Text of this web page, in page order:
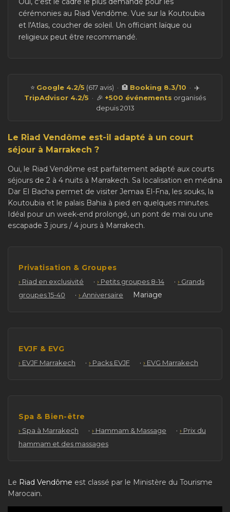
cérémonies au Riad Vendôme. Vue sur la Koutoubia
et l'Atlas, coucher de soleil. Un officiant laïque ou
religieux peut être recommandé.
⭐ Google 4.2/5 (617 avis) · 🏨 Booking 8.3/10 · ✈️
TripAdvisor 4.2/5 · 🎉 +500 événements organisés
depuis 2013
Le Riad Vendôme est-il adapté à un court
séjour à Marrakech ?
Oui, le Riad Vendôme est parfaitement adapté aux courts
séjours de 2 à 4 nuits à Marrakech. Sa localisation en médina
Dar El Bacha permet de visiter Jemaa El-Fna, les souks, la
Koutoubia et le palais Bahia à pied en quelques minutes.
Idéal pour un week-end prolongé, un pont de mai ou une
escapade 3 jours / 4 jours à Marrakech.
Privatisation & Groupes
Riad en exclusivité · Petits groupes 8-14 ·
Grands
groupes 15-40
· Anniversaire Mariage
EVJF & EVG
EVJF Marrakech · Packs EVJF · EVG Marrakech
Spa & Bien-être
Spa à Marrakech · Hammam & Massage ·
Prix du
hammam et des massages
Le Riad Vendôme est classé par le Ministère du Tourisme
Marocain.